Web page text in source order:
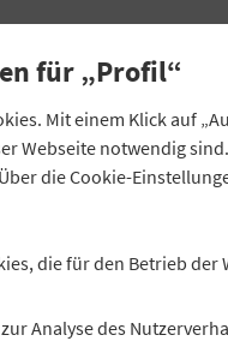
für „Profil“
Mit einem Klick auf
Webseite notwendig
die Cookie-
die für den Betrieb der
Analyse des